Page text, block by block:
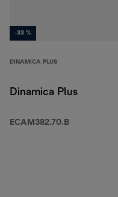
-33 %
DINAMICA PLUS
Dinamica Plus
ECAM382.70.B